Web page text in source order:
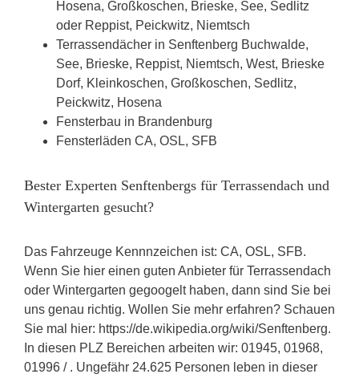
Hosena, Großkoschen, Brieske, See, Sedlitz
oder Reppist, Peickwitz, Niemtsch
Terrassendächer in Senftenberg Buchwalde,
See, Brieske, Reppist, Niemtsch, West, Brieske
Dorf, Kleinkoschen, Großkoschen, Sedlitz,
Peickwitz, Hosena
Fensterbau in Brandenburg
Fensterläden CA, OSL, SFB
Bester Experten Senftenbergs für Terrassendach und
Wintergarten gesucht?
Das Fahrzeuge Kennnzeichen ist: CA, OSL, SFB.
Wenn Sie hier einen guten Anbieter für Terrassendach
oder Wintergarten gegoogelt haben, dann sind Sie bei
uns genau richtig. Wollen Sie mehr erfahren? Schauen
Sie mal hier: https://de.wikipedia.org/wiki/Senftenberg.
In diesen PLZ Bereichen arbeiten wir: 01945, 01968,
01996 / . Ungefähr 24.625 Personen leben in dieser